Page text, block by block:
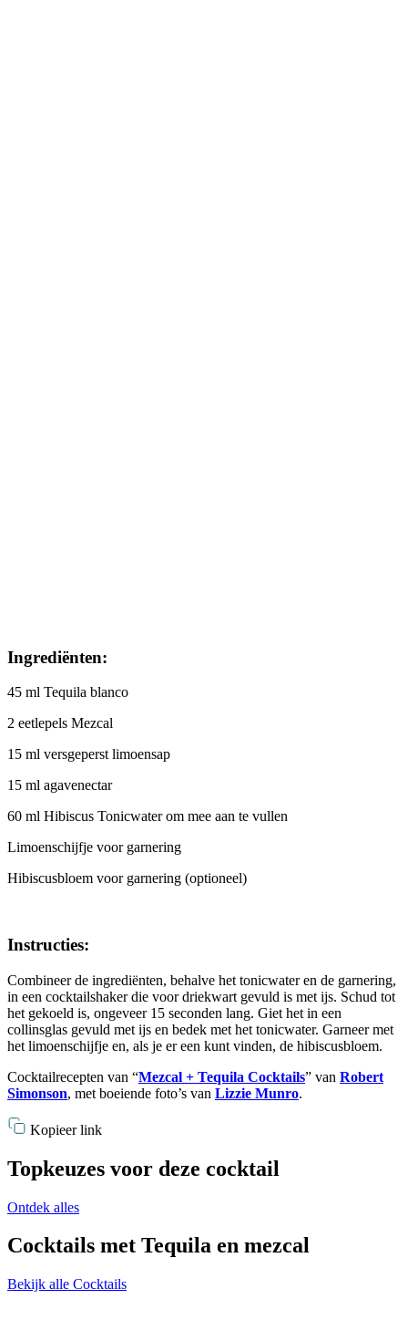
Ingrediënten:
45 ml Tequila blanco
2 eetlepels Mezcal
15 ml versgeperst limoensap
15 ml agavenectar
60 ml Hibiscus Tonicwater om mee aan te vullen
Limoenschijfje voor garnering
Hibiscusbloem voor garnering (optioneel)
Instructies:
Combineer de ingrediënten, behalve het tonicwater en de garnering,
in een cocktailshaker die voor driekwart gevuld is met ijs. Schud tot
het gekoeld is, ongeveer 15 seconden lang. Giet het in een
collinsglas gevuld met ijs en bedek met het tonicwater. Garneer met
het limoenschijfje en, als je er een kunt vinden, de hibiscusbloem.
Cocktailrecepten van “Mezcal + Tequila Cocktails” van Robert
Simonson, met boeiende foto’s van Lizzie Munro.
Kopieer link
Topkeuzes voor deze cocktail
Ontdek alles
Cocktails met Tequila en mezcal
Bekijk alle Cocktails